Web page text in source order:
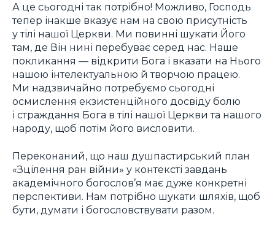
А це сьогодні так потрібно! Можливо, Господь
тепер інакше вказує нам на свою присутність
у тілі нашої Церкви. Ми повинні шукати Його
там, де Він нині перебуває серед нас. Наше
покликання — відкрити Бога і вказати на Нього
нашою інтелектуальною й творчою працею.
Ми надзвичайно потребуємо сьогодні
осмислення екзистенційного досвіду болю
і страждання Бога в тілі нашої Церкви та нашого
народу, щоб потім його висловити.
Переконаний, що наш душпастирський план
«Зцілення ран війни» у контексті завдань
академічного богослов’я має дуже конкретні
перспективи. Нам потрібно шукати шляхів, щоб
бути, думати і богословствувати разом.